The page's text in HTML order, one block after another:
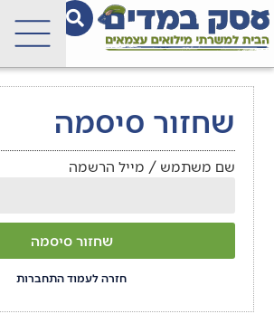
שחזור סיסמה
שם משתמש / מייל הרשמה
שחזור סיסמה
חזרה לעמוד התחברות